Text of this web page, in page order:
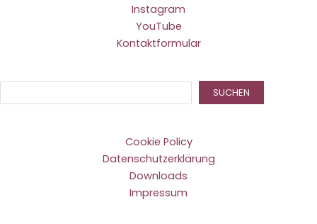
Instagram
YouTube
Kontaktformular
SUCHEN
Cookie Policy
Datenschutzerklärung
Downloads
Impressum